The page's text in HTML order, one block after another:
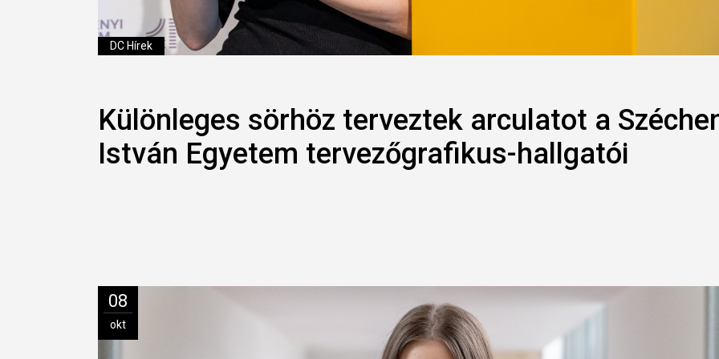
DC Hírek
Különleges sörhöz terveztek arculatot a
István Egyetem tervezőgrafikus-hallgatói
08
okt